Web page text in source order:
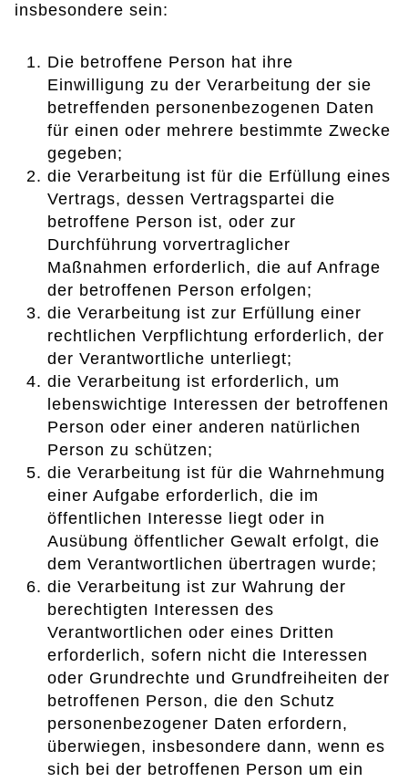
insbesondere sein:
Die betroffene Person hat ihre
Einwilligung zu der Verarbeitung der sie
betreffenden personenbezogenen Daten
für einen oder mehrere bestimmte Zwecke
gegeben;
die Verarbeitung ist für die Erfüllung eines
Vertrags, dessen Vertragspartei die
betroffene Person ist, oder zur
Durchführung vorvertraglicher
Maßnahmen erforderlich, die auf Anfrage
der betroffenen Person erfolgen;
die Verarbeitung ist zur Erfüllung einer
rechtlichen Verpflichtung erforderlich, der
der Verantwortliche unterliegt;
die Verarbeitung ist erforderlich, um
lebenswichtige Interessen der betroffenen
Person oder einer anderen natürlichen
Person zu schützen;
die Verarbeitung ist für die Wahrnehmung
einer Aufgabe erforderlich, die im
öffentlichen Interesse liegt oder in
Ausübung öffentlicher Gewalt erfolgt, die
dem Verantwortlichen übertragen wurde;
die Verarbeitung ist zur Wahrung der
berechtigten Interessen des
Verantwortlichen oder eines Dritten
erforderlich, sofern nicht die Interessen
oder Grundrechte und Grundfreiheiten der
betroffenen Person, die den Schutz
personenbezogener Daten erfordern,
überwiegen, insbesondere dann, wenn es
sich bei der betroffenen Person um ein